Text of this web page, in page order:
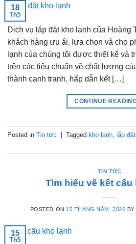
18
Th5
Dịch vụ lắp đặt kho lạnh của Hoàng
khách hàng ưu ái, lựa chọn và cho
lạnh của chúng tôi được thiết kế và
trên các tiêu chuẩn về chất lượng
thành cạnh tranh, hấp dẫn kết […]
CONTINUE
Posted in Tin tức | Tagged kho lạnh lắp
TIN TỨC
Tìm hiểu về kết cấu
POSTED ON 15 THÁNG NĂM, 2020 BY
15
Th5